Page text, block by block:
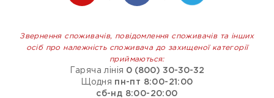
Звернення споживачів, повідомлення споживачів та інших
осіб про належність споживача до захищеної категорії
приймаються:
Гаряча лінія 0 (800) 30-30-32
Щодня пн-пт 8:00-21:00
сб-нд 8:00-20:00